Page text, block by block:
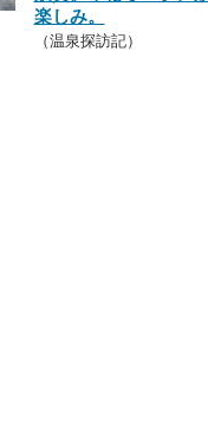
楽しみ。
（温泉探訪記）